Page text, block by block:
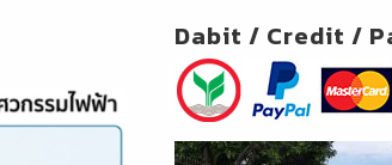
Dabit / Credit /